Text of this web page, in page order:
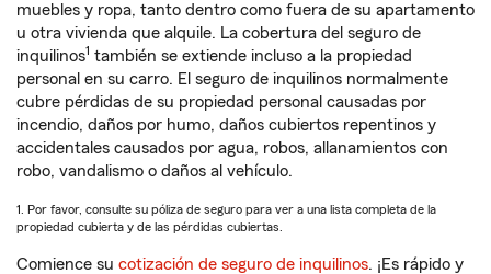
muebles y ropa, tanto dentro como fuera de su apartamento
u otra vivienda que alquile. La cobertura del seguro de
inquilinos1 también se extiende incluso a la propiedad
personal en su carro. El seguro de inquilinos normalmente
cubre pérdidas de su propiedad personal causadas por
incendio, daños por humo, daños cubiertos repentinos y
accidentales causados por agua, robos, allanamientos con
robo, vandalismo o daños al vehículo.
1. Por favor, consulte su póliza de seguro para ver a una lista completa de la
propiedad cubierta y de las pérdidas cubiertas.
Comience su cotización de seguro de inquilinos. ¡Es rápido y